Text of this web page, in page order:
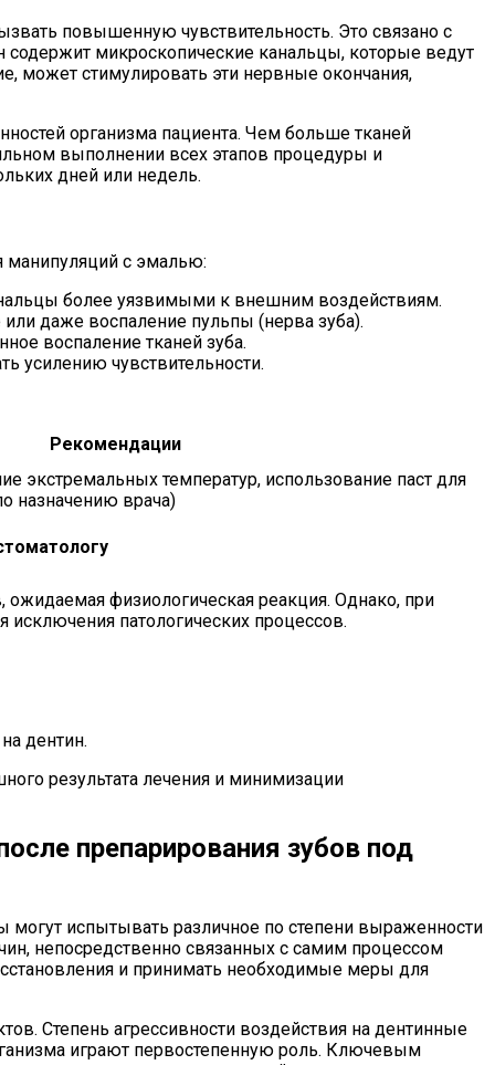
повышенную чувствительность. Это связано с
содержит микроскопические канальцы, которые ведут
может стимулировать эти нервные окончания,
организма пациента. Чем больше тканей
выполнении всех этапов процедуры и
дней или недель.
манипуляций с эмалью:
более уязвимыми к внешним воздействиям.
даже воспаление пульпы (нерва зуба).
воспаление тканей зуба.
усилению чувствительности.
Рекомендации
экстремальных температур, использование паст для
назначению врача)
физиологическая реакция. Однако, при
патологических процессов.
дентин.
результата лечения и минимизации
препарирования зубов под
могут испытывать различное по степени выраженности
непосредственно связанных с самим процессом
и принимать необходимые меры для
Степень агрессивности воздействия на дентинные
играют первостепенную роль. Ключевым